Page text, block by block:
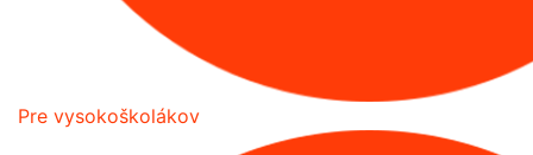
Pre vysokoškolákov